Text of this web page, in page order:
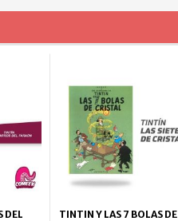
DEL
TINTIN Y LAS 7 BOLAS DE